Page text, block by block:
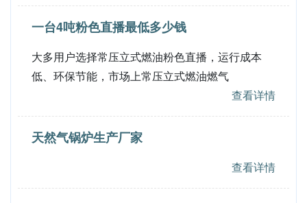
一台4吨粉色直播最低多少钱
大多用户选择常压立式燃油粉色直播，运行成本
低、环保节能，市场上常压立式燃油燃气
查看详情
天然气锅炉生产厂家
查看详情